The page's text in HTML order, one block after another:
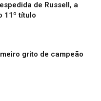
de Russell, a
11º título
grito de campeão